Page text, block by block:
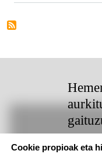
Cookie propioak eta